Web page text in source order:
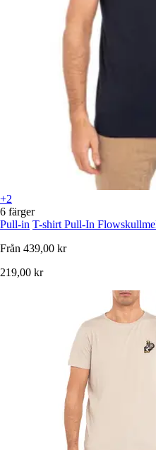
+2
6 färger
Pull-in T-shirt Pull-In
Från 439,00 kr
219,00 kr